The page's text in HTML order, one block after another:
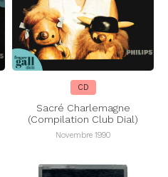
CD
Sacré Charlemagne
(Compilation Club Dial)
Novembre 1990